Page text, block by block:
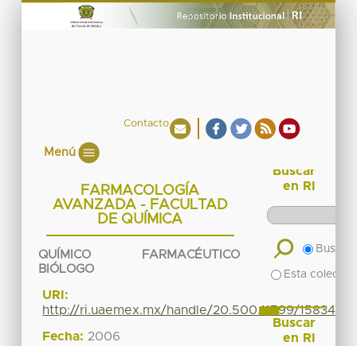
Contacto
Menú
FARMACOLOGÍA
AVANZADA - FACULTAD
DE QUÍMICA
QUÍMICO FARMACÉUTICO
BIÓLOGO
URI:
http://ri.uaemex.mx/handle/20.500.11799/15834
Fecha: 2006
Buscar
en RI
Buscar
Esta
Buscar
en RI